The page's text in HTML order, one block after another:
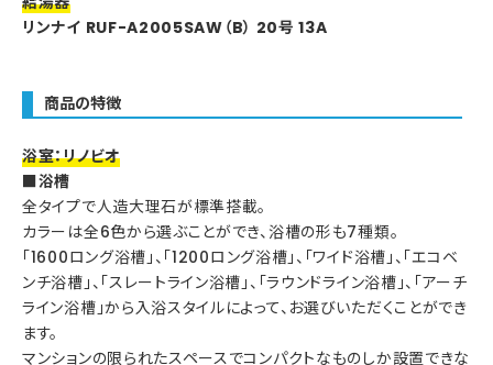
リンナイ RUF-A2005SAW（B） 20号 13A
商品の特徴
浴室：リノビオ
■浴槽
全タイプで人造大理石が標準搭載。
カラーは全6色から選ぶことができ、浴槽の形も7種類。
「1600ロング浴槽」、「1200ロング浴槽」、「ワイド浴槽」、「エコベ
ンチ浴槽」、「スレートライン浴槽」、「ラウンドライン浴槽」、「アーチ
ライン浴槽」から入浴スタイルによって、お選びいただくことができ
ます。
マンションの限られたスペースでコンパクトなものしか設置できな